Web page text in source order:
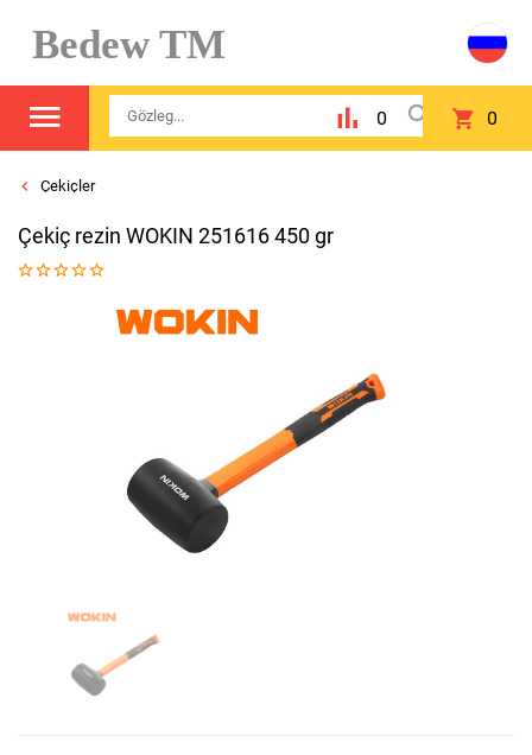
Bedew TM
0 0
Çekiçler
Çekiç rezin WOKIN 251616 450 gr